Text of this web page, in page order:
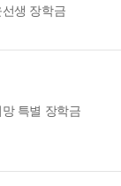
선생 장학금
망 특별 장학금